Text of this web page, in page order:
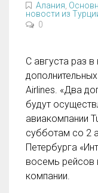
Алания
новости из
0
С августа раз
Airlines. «Два
будут
авиакомпании
субботам со 2
Петербурга
восемь рейсов
компании.